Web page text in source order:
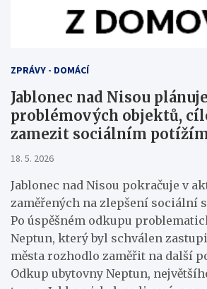
ZPRÁVY - DOMÁCÍ
Jablonec nad Nisou
problémových objektů,
zamezit sociálním
18. 5. 2026
Jablonec nad Nisou pokračuje v
zaměřených na zlepšení sociální
Po úspěšném odkupu
Neptun, který byl schválen
města rozhodlo zaměřit na další
Odkup ubytovny Neptun,